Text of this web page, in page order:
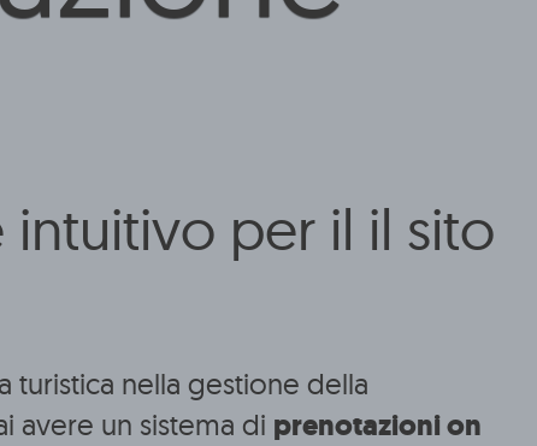
per il il sito
turistica nella gestione della
avere un sistema di prenotazioni on